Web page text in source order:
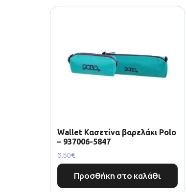
Wallet Κασετίνα βαρελάκι Polo
– 937006-5847
6.50€
Προσθήκη στο καλάθι